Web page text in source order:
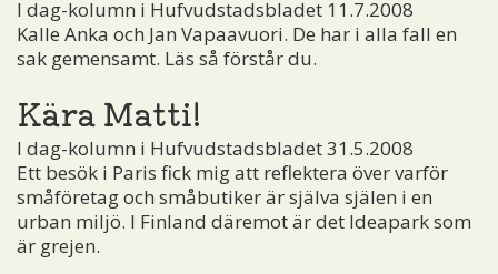
I dag-kolumn i Hufvudstadsbladet 11.7.2008
Kalle Anka och Jan Vapaavuori. De har i alla fall en
sak gemensamt. Läs så förstår du.
Kära Matti!
I dag-kolumn i Hufvudstadsbladet 31.5.2008
Ett besök i Paris fick mig att reflektera över varför
småföretag och småbutiker är själva själen i en
urban miljö. I Finland däremot är det Ideapark som
är grejen.